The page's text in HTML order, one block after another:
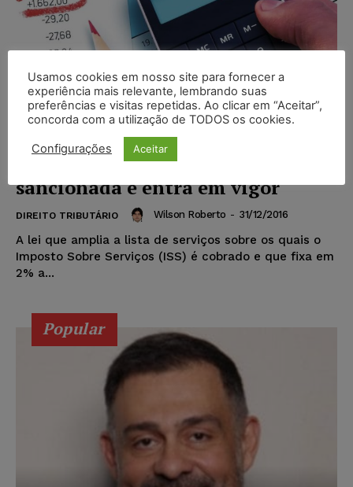
Lei que altera cobrança do
Imposto Sobre Serviços (ISS) é
sancionada e entra em vigor
DIREITO TRIBUTÁRIO Wilson Roberto - 31/12/2016
A lei que amplia a lista de serviços sobre os quais o
Imposto Sobre Serviços (ISS) é cobrado e que fixa em
2% a...
Popular
Usamos cookies em nosso site para fornecer a
experiência mais relevante, lembrando suas
preferências e visitas repetidas. Ao clicar em “Aceitar”,
concorda com a utilização de TODOS os cookies.
Configurações Aceitar